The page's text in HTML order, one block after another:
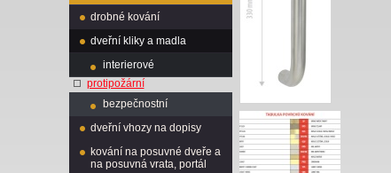
drobné kování
dveřní kliky a madla
interierové
protipožární
bezpečnostní
dveřní vhozy na dopisy
kování na posuvné dveře a
na posuvná vrata, portál